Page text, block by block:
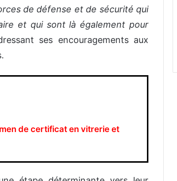
de défense et de sécurité qui
et qui sont là également pour
ses encouragements aux
de certificat en vitrerie et